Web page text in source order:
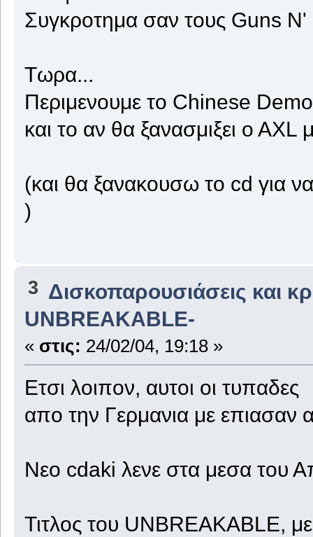
Συγκροτημα σαν τους Guns
Τωρα...
Περιμενουμε το Chinese
και το αν θα ξανασμιξει ο
(και θα ξανακουσω το cd
)
3 Δισκοπαρουσιάσεις και
UNBREAKABLE-
« στις: 24/02/04, 19:18 »
Ετσι λοιπον, αυτοι οι τυπαδες
απο την Γερμανια με επιασαν
Νεο cdaki λενε στα μεσα του
Τιτλος του UNBREAKABLE,